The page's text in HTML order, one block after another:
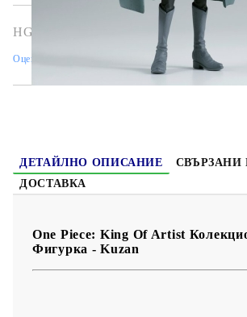
HGA10239
Оцени продукта
ДЕТАЙЛНО ОПИСАНИЕ
СВЪРЗАНИ
ДОСТАВКА
One Piece: King Of Artist
Фигурка - Kuzan